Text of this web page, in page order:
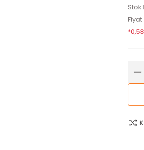
Stok
Fiyat